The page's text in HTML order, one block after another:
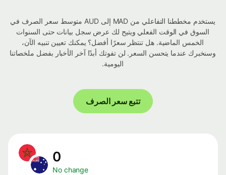
يستخدم مخططنا التفاعلي من MAD إلى AUD متوسط ​​سعر الصرف في
السوق في الوقت الفعلي ويتيح لك عرض سجل بيانات حتى السنوات
الخمس الماضية. هل تنتظر سعرًا أفضل؟ يمكنك تعيين تنبيه الآن،
وسنخبرك عندما يتحسن السعر. لن تفوتك أبدًا آخر الأخبار بفضل ملخصاتنا
اليومية.
تتبع سعر الصرف
No change